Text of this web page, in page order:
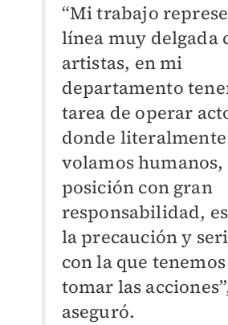
“Mi trabajo
línea muy delgada
artistas, en mi
departamento
tarea de operar
donde literalmente
volamos humanos,
posición con gran
responsabilidad,
la precaución y
con la que
tomar las
aseguró.